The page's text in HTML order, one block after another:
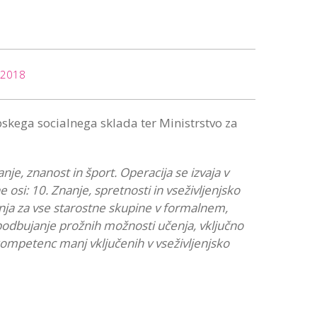
socialnega sklada ter Ministrstvo za
znanost in šport. Operacija se izvaja v
osi: 10. Znanje, spretnosti in vseživljenjsko
za vse starostne skupine v formalnem,
prožnih možnosti učenja, vključno
manj vključenih v vseživljenjsko